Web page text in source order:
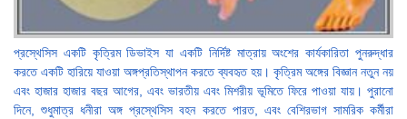
প্রস্থেসিস একটি কৃত্রিম ডিভাইস যা একটি নির্দিষ্ট মাত্রায় অংশের কার্যকারিতা পুনরুদ্ধার
করতে একটি হারিয়ে যাওয়া অঙ্গপ্রতিস্থাপন করতে ব্যবহৃত হয়। কৃত্রিম অঙ্গের বিজ্ঞান নতুন নয়
এবং হাজার হাজার বছর আগের, এবং ভারতীয় এবং মিশরীয় ভূমিতে ফিরে পাওয়া যায়। পুরানো
দিনে, শুধুমাত্র ধনীরা অঙ্গ প্রস্থেসিস বহন করতে পারত, এবং বেশিরভাগ সামরিক কর্মীরা